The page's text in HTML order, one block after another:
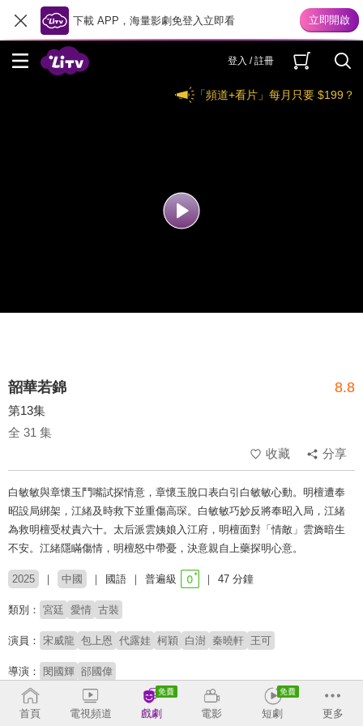
下載 APP，海量影劇免登入立即看
登入 / 註冊
「頻道+看片」每月只要 $199？
韶華若錦 8.8
第13集
全 31 集
收藏
分享
白敏敏與章懷玉鬥嘴試探情意，章懷玉脫口表白引白敏敏心動。明檀遭奉
昭設局綁架，江緒及時救下並重傷高琛。白敏敏巧妙反將奉昭入局，江緒
為救明檀受杖責六十。太后派雲姨娘入江府，明檀面對「情敵」雲旖暗生
不安。江緒隱瞞傷情，明檀怒中帶憂，決意親自上藥探明心意。
2025 中國 國語 普遍級 47 分鐘
類別： 宮廷 愛情 古裝
演員： 宋威龍 包上恩 代露娃 柯穎 白澍 秦曉軒 王可
導演： 閔國輝 郤國偉
原著： 不止是顆菜《小豆蔻》
首頁 電視頻道 戲劇 電影 短劇 更多